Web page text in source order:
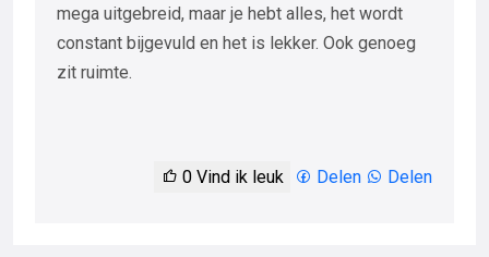
mega uitgebreid, maar je hebt alles, het wordt
constant bijgevuld en het is lekker. Ook genoeg
zit ruimte.
0 Vind ik leuk Delen Delen